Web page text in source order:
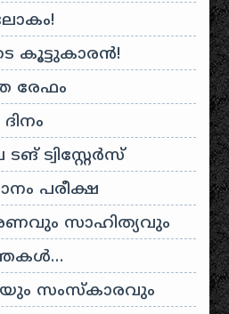
കൂട്ടുകാരൻ!
രേഫം
ട്വിസ്റ്റേർസ്
പരീക്ഷ
സാഹിത്യവും
സംസ്കാരവും